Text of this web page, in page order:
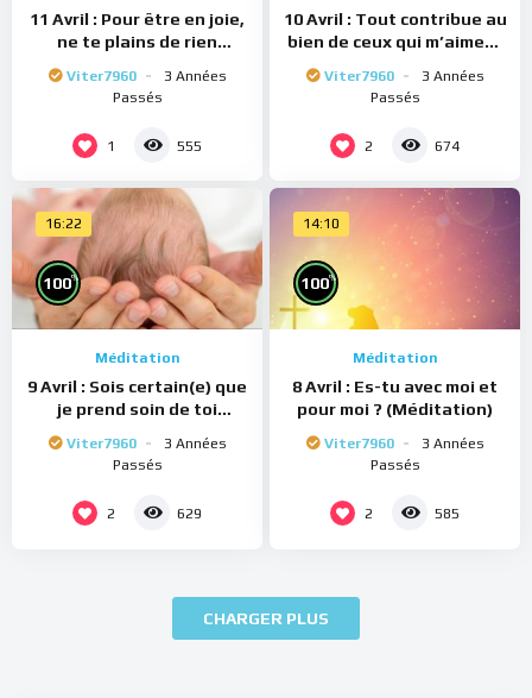
11 Avril : Pour être en joie,
ne te plains de rien
Viter7960
3 Années
Passés
1 555
10 Avril : Tout contribue au
bien de ceux qui m’aiment
Viter7960
3 Années
Passés
2 674
16:22
100%
Méditation
9 Avril : Sois certain(e) que
je prend soin de toi
Viter7960
3 Années
Passés
2 629
14:10
100%
Méditation
8 Avril : Es-tu avec moi et
pour moi ? (Méditation)
Viter7960
3 Années
Passés
2 585
CHARGER PLUS